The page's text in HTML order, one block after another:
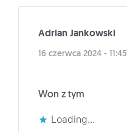
Adrian Jankowski
16 czerwca 2024 - 11:45
Won z tym
Loading...